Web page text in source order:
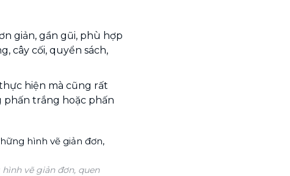
giản, gần gũi, phù hợp
cây cối, quyển sách,
hiện mà cũng rất
trắng hoặc phấn
vẽ giản đơn, quen